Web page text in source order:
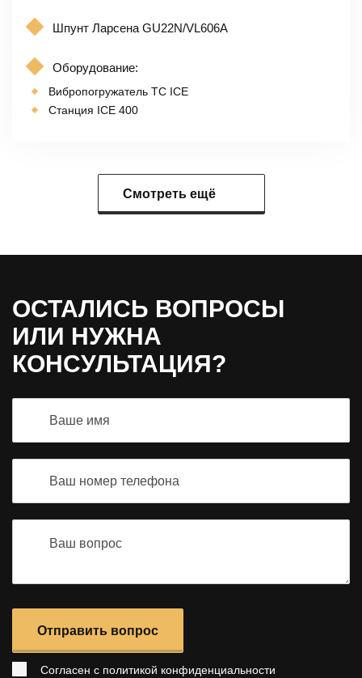
Шпунт Ларсена GU22N/VL606A
Оборудование:
Вибропогружатель TC ICE
Станция ICE 400
Смотреть ещё
ОСТАЛИСЬ ВОПРОСЫ
ИЛИ НУЖНА
КОНСУЛЬТАЦИЯ?
Отправить вопрос
Согласен с политикой конфиденциальности